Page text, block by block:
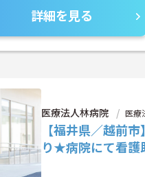
詳細を見る
医療法人林病院 医療
【福井県／越前
り★病院にて看護